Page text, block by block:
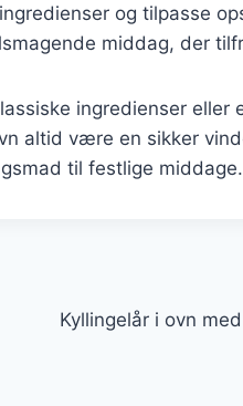
og tilpasse
middag, der
ingredienser eller
altid være en sikker
til festlige middage.
Kyllingelår i ovn